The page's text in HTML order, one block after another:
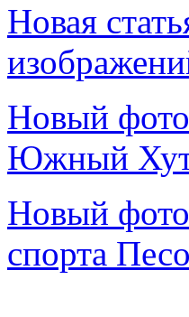
Новая
Новый
Южный
Новый
спорта